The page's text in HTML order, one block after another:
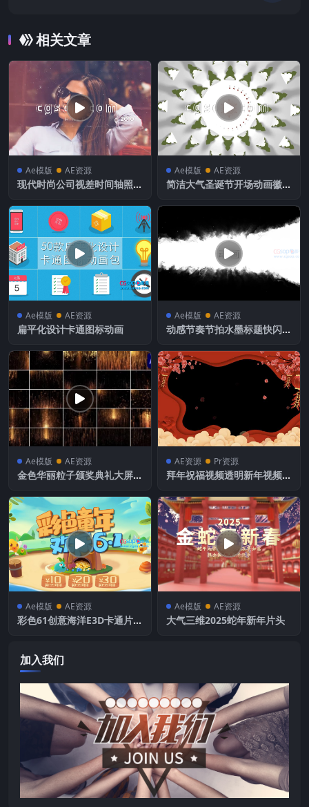
相关文章
Ae模版 AE资源
现代时尚公司视差时间轴照片
Ae模版 AE资源
简洁大气圣诞节开场动画徽标
Ae模版 AE资源
扁平化设计卡通图标动画
Ae模版 AE资源
动感节奏节拍水墨标题快闪动
Ae模版 AE资源
金色华丽粒子颁奖典礼大屏幕
AE资源 Pr资源
拜年祝福视频透明新年视频边
Ae模版 AE资源
彩色61创意海洋E3D卡通片头
Ae模版 AE资源
大气三维2025蛇年新年片头
加入我们